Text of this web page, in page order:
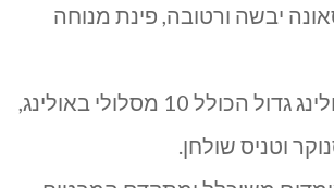
יבשה ורטובה, פינת מנוחה
מתחם באולינג גדול הכולל 10 מסלולי באולינג,
וטניס שולחן.